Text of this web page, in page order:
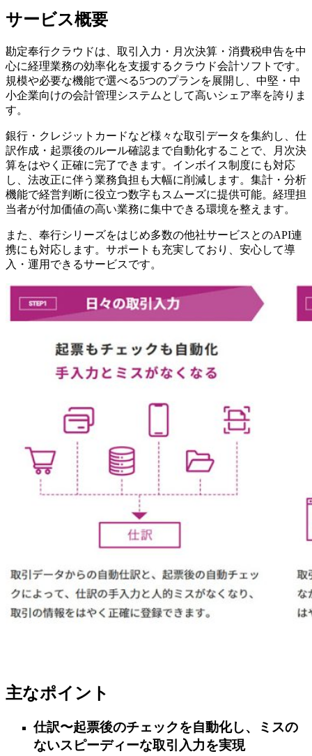
サービス概要
勘定奉行クラウドは、取引入力・月次決算・消費税申告を中
心に経理業務の効率化を支援するクラウド会計ソフトです。
規模や必要な機能で選べる5つのプランを展開し、中堅・中
小企業向けの会計管理システムとして高いシェア率を誇りま
す。
銀行・クレジットカードなど様々な取引データを集約し、仕
訳作成・起票後のルール確認まで自動化することで、月次決
算をはやく正確に完了できます。インボイス制度にも対応
し、法改正に伴う業務負担も大幅に削減します。集計・分析
機能で経営判断に役立つ数字もスムーズに提供可能。経理担
当者が付加価値の高い業務に集中できる環境を整えます。
また、奉行シリーズをはじめ多数の他社サービスとのAPI連
携にも対応します。サポートも充実しており、安心して導
入・運用できるサービスです。
主なポイント
仕訳〜起票後のチェックを自動化し、ミスの
ないスピーディーな取引入力を実現